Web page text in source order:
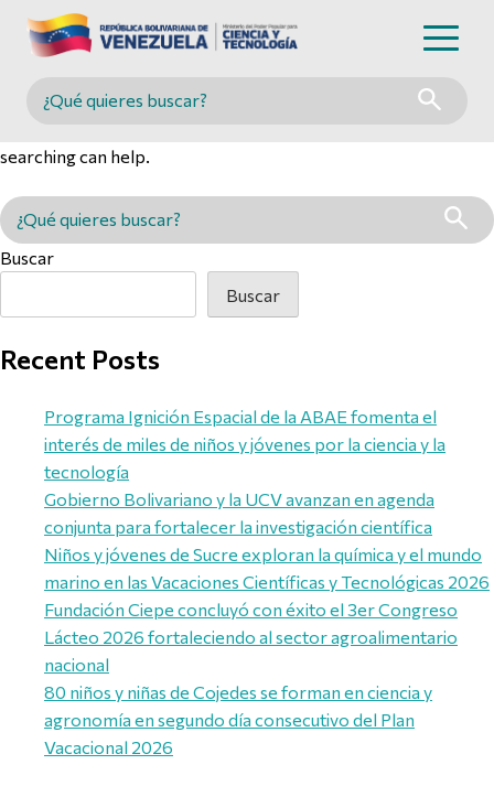
Buscar en MINCYT
searching can help.
Buscar en MINCYT
Buscar
Buscar
Recent Posts
Programa Ignición Espacial de la ABAE fomenta el
interés de miles de niños y jóvenes por la ciencia y la
tecnología
Gobierno Bolivariano y la UCV avanzan en agenda
conjunta para fortalecer la investigación científica
Niños y jóvenes de Sucre exploran la química y el mundo
marino en las Vacaciones Científicas y Tecnológicas 2026
Fundación Ciepe concluyó con éxito el 3er Congreso
Lácteo 2026 fortaleciendo al sector agroalimentario
nacional
80 niños y niñas de Cojedes se forman en ciencia y
agronomía en segundo día consecutivo del Plan
Vacacional 2026